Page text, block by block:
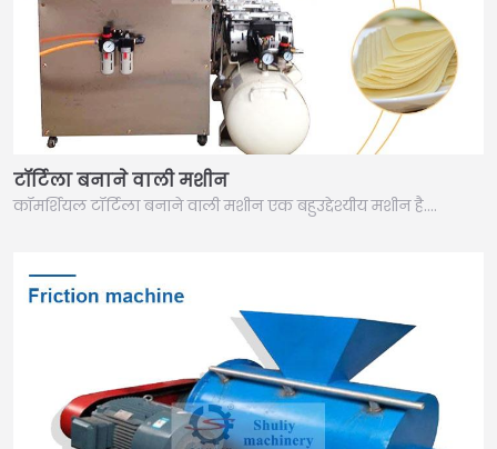
टॉर्टिला बनाने वाली मशीन
कॉमर्शियल टॉर्टिला बनाने वाली मशीन एक बहुउद्देश्यीय मशीन है….